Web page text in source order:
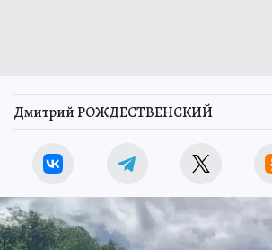
Дмитрий РОЖДЕСТВЕНСКИЙ